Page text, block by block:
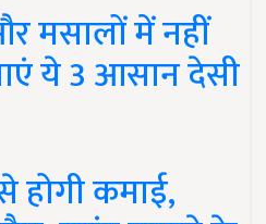
मसालों में नहीं
ये 3 आसान देसी
कमाई,